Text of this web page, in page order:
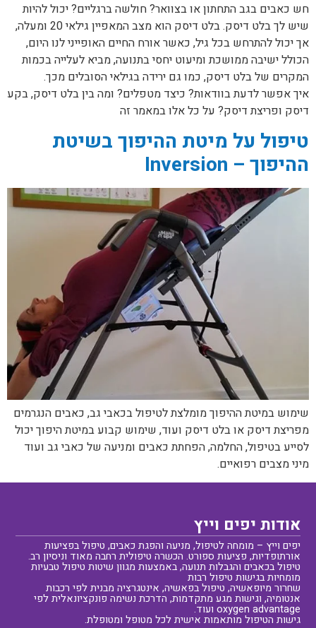
חש כאבים בגב התחתון או בצוואר? חולשה ברגליים? יכול להיות
שיש לך בלט דיסק. בלט דיסק הוא מצב המאפיין גילאי 20 ומעלה,
אך יכול להתרחש בכל גיל, כאשר אורח החיים האופייני לנו היום,
הכולל ישיבה ממושכת ומיעוט יחסי בתנועה, מביא לעלייה בכמות
המקרים של בלט דיסק, כמו גם ירידה בגילאי הסובלים מכך.
איך אפשר לדעת בוודאות? כיצד מטפלים? ומה בין בלט דיסק, בקע
דיסק ופריצת דיסק? על כל אלו במאמר זה
טיפול על מיטת ההיפוך בשיטת
ההיפוך – Inversion
שימוש במיטת ההיפוך מומלצת לטיפול בכאבי גב, כאבים הנגרמים
מפריצת דיסק או בלט דיסק ועוד, שימוש קבוע במיטת היפוך יכול
לסייע בטיפול, החלמה, הפחתת כאבים ומניעה של כאבי גב ועוד
מיני מצבים רפואיים.
אודות יפים וייץ
יפים וייץ – מומחה לטיפול, מניעה והפגת כאבים, טיפול בפציעות
אורתופדיות, פציעות ספורט. הכשרה טיפולית רחבה מאוד וניסיון רב.
טיפול בכאבים והגבלות תנועה, באמצעות מגוון שיטות טיפול טבעיות
מומחיות בגישות טיפול רבות
שחרור מיופאשיה, טיפול בפאשיה, אינטגרציה מבנית לפי רכבות
אנטומיה, וגישות מגע מתקדמות, הדרכת נשימה פונקציונאלית לפי
oxygen advantage ועוד.
גישות הטיפול מותאמות אישית לכל מטופל ומטופלת.